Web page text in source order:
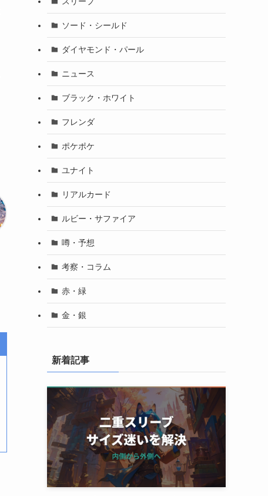
ソード・シールド
ダイヤモンド・パール
ニュース
ブラック・ホワイト
フレンダ
ポケポケ
ユナイト
リアルカード
ルビー・サファイア
噂・予想
考察・コラム
赤・緑
金・銀
新着記事